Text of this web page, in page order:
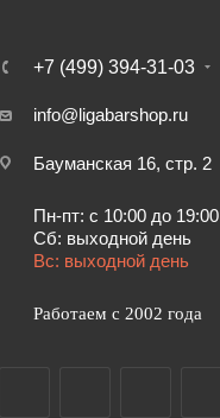
+7 (499) 394-31-03
info@ligabarshop.ru
Бауманская 16, стр. 2
Пн-пт: с 10:00 до 19:00
Сб: выходной день
Вс: выходной день
Работаем с 2002 года